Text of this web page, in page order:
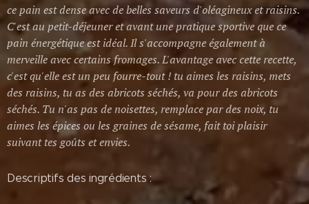
ce pain est dense avec de belles saveurs d'oléagineux et raisins.
C'est au petit-déjeuner et avant une pratique sportive que ce
pain énergétique est idéal. Il s'accompagne également à
merveille avec certains fromages. L'avantage avec cette recette,
c'est qu'elle est un peu fourre-tout ! tu aimes les raisins, mets
des raisins, tu as des abricots séchés, va pour des abricots
séchés. Tu n'as pas de noisettes, remplace par des noix, tu
aimes les épices ou les graines de sésame, fait toi plaisir
suivant tes goûts et envies.
Descriptifs des ingrédients :